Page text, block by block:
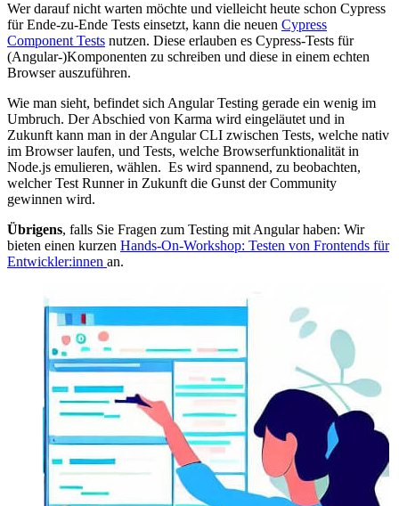
Wer darauf nicht warten möchte und vielleicht heute schon Cypress
für Ende-zu-Ende Tests einsetzt, kann die neuen Cypress
Component Tests nutzen. Diese erlauben es Cypress-Tests für
(Angular-)Komponenten zu schreiben und diese in einem echten
Browser auszuführen.
Wie man sieht, befindet sich Angular Testing gerade ein wenig im
Umbruch. Der Abschied von Karma wird eingeläutet und in
Zukunft kann man in der Angular CLI zwischen Tests, welche nativ
im Browser laufen, und Tests, welche Browserfunktionalität in
Node.js emulieren, wählen. Es wird spannend, zu beobachten,
welcher Test Runner in Zukunft die Gunst der Community
gewinnen wird.
Übrigens, falls Sie Fragen zum Testing mit Angular haben: Wir
bieten einen kurzen Hands-On-Workshop: Testen von Frontends für
Entwickler:innen an.